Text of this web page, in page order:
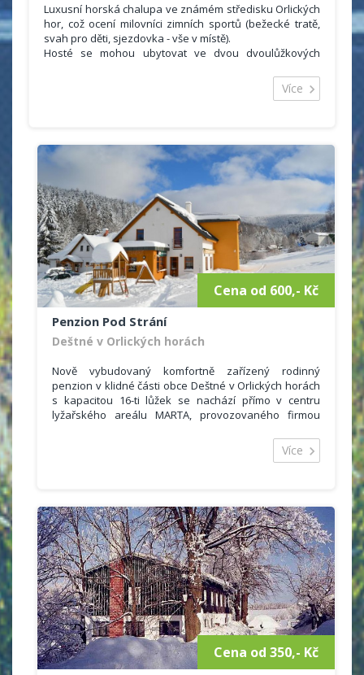
Luxusní horská chalupa ve známém středisku Orlických
hor, což ocení milovníci zimních sportů (bežecké tratě,
svah pro děti, sjezdovka - vše v místě).
Hosté se mohou ubytovat ve dvou dvoulůžkových
sociálním zařízením (2 koupelny, 2 WC). Ubytovaní si
mohou vařit ve společné kuchyňce (lednička, myčka,
Více
Cena od 600,- Kč
Penzion Pod Strání
Deštné v Orlických horách
Nově vybudovaný komfortně zařízený rodinný
penzion v klidné části obce Deštné v Orlických horách
s kapacitou 16-ti lůžek se nachází přímo v centru
lyžařského areálu MARTA, provozovaného firmou
Penzion je vhodný pro letní i zimní rodinnou či
Penzion je velice dobře situovaný, v zimě přímo od
dveří domu vyrazíte na lyžích ke sjezdovkám či
běžeckým tratím, v létě Vám nabízí ideální výchozí
polohu na pěší turistiku a cykloturistiku.
Více
Cena od 350,- Kč